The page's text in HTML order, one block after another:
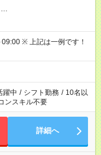
…
です！
躍中 / シフト勤務 / 10名以
ンスキル不要
詳細へ